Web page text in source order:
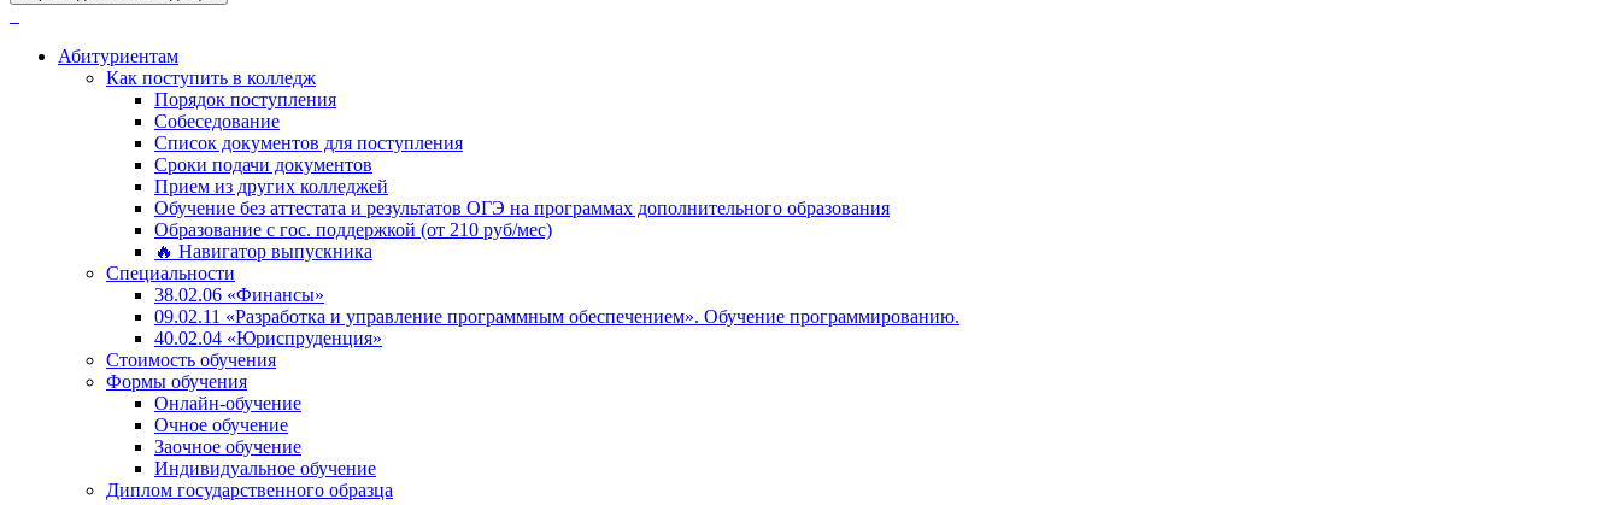
Абитуриентам
Как поступить в колледж
Порядок поступления
Собеседование
Список документов для поступления
Сроки подачи документов
Прием из других колледжей
Обучение без аттестата и результатов ОГЭ на программах дополнительного образования
Образование с гос. поддержкой (от 210 руб/мес)
🔥 Навигатор выпускника
Специальности
38.02.06 «Финансы»
09.02.11 «Разработка и управление программным обеспечением». Обучение программированию.
40.02.04 «Юриспруденция»
Стоимость обучения
Формы обучения
Онлайн-обучение
Очное обучение
Заочное обучение
Индивидуальное обучение
Диплом государственного образца